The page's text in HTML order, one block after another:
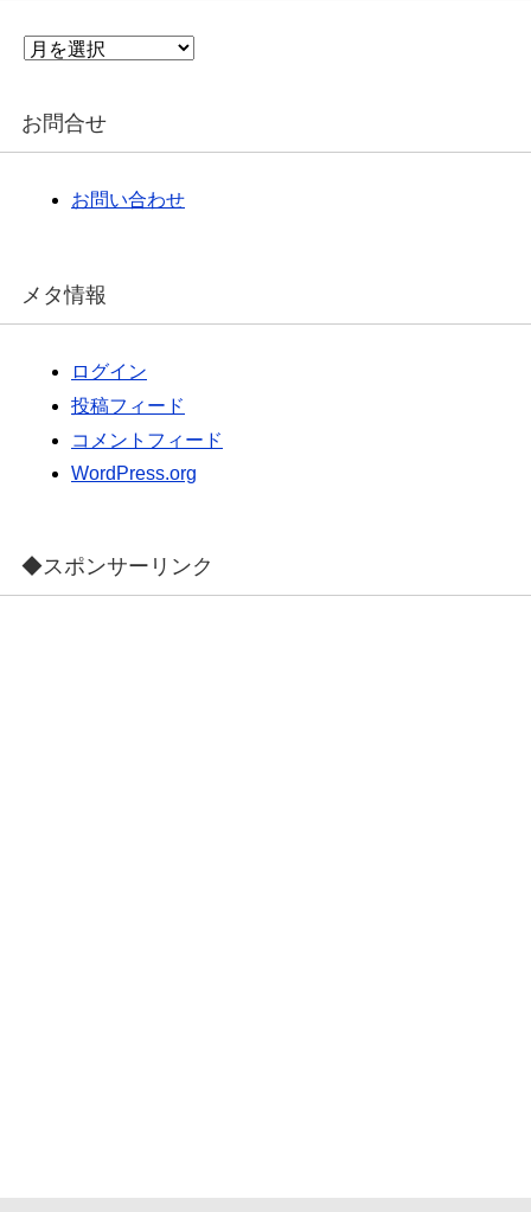
ア
イ
お問合せ
お問い合わせ
メタ情報
ログイン
投稿フィード
コメントフィード
WordPress.org
◆スポンサーリンク